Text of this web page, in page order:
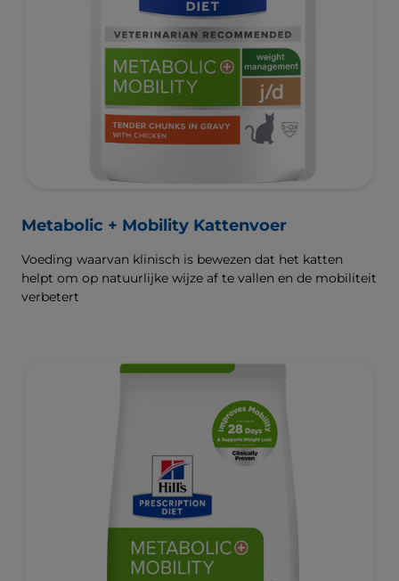
Metabolic + Mobility Kattenvoer
Voeding waarvan klinisch is bewezen dat het katten
helpt om op natuurlijke wijze af te vallen en de mobiliteit
verbetert